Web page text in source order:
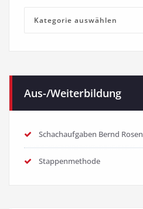
Kategorien
Aus-/Weiterbildung
Schachaufgaben Bernd Rosen
Stappenmethode